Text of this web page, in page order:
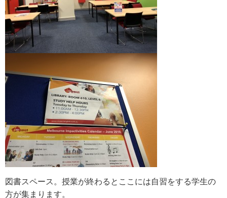
図書スペース。授業が終わるとここには自習をする学生の
方が集まります。